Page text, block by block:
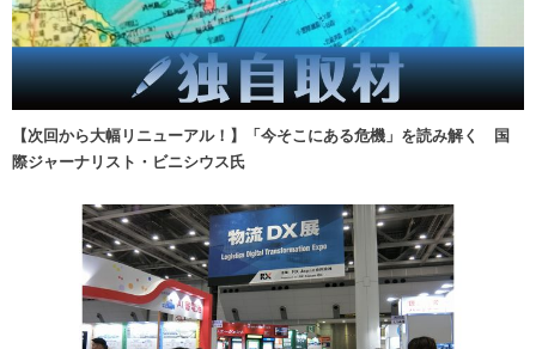
【次回から大幅リニューアル！】「今そこにある危機」を読み解く 国
際ジャーナリスト・ビニシウス氏